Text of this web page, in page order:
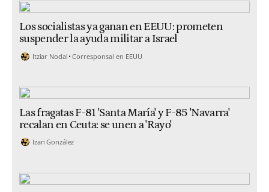
Los socialistas ya ganan en EEUU: prometen
suspender la ayuda militar a Israel
Itziar Nodal Corresponsal en EEUU
Las fragatas F-81 'Santa María' y F-85 'Navarra'
recalan en Ceuta: se unen a 'Rayo'
Izan González